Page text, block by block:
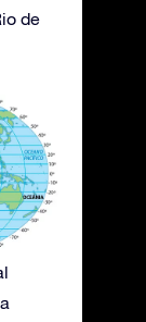
de